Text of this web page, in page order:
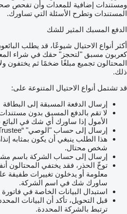
ومستندات إضافية للمعدات وأن تفحص
المستندات وتطرح الأسئلة التي تساورك.
الدفع المسبك المثير للشك
أكثر أنواع الاحتيال شيوعًا، قد يطلب
كعربون مسبق "لتحجز" حقك في شراء
المحتالون تجميع مبلغًا ضخمًا ثم يختفون
ذلك.
قد تشتمل أنواع الاحتيال المتنوعة على:
إرسال الدفعة المسبقة إلى البطاقة
لا تقم بالدفع المسبق بدون
الأمول إذا ساورك أي شك في البائع
إرسال إلى حساب "الوصي" “Trustee”
هذا الطلب ينبغي أن يكون بمثابه
شخص محتال.
إرسال إلى حساب الشركة باسم
توخّ الحذر، فقد يختفي المحتالون
معلومة أو يدخلون تغييرات طفيفة
ساورك شك في اسم الشركة.
استبدال البيانات الخاصة في
قبل التحويل، تأكد أن البيانات
ترتبط بالشركة المحددة.